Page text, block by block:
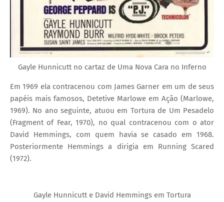
Gayle Hunnicutt no cartaz de Uma Nova Cara no Inferno
Em 1969 ela contracenou com James Garner em um de seus
papéis mais famosos, Detetive Marlowe em Ação (Marlowe,
1969). No ano seguinte, atuou em Tortura de Um Pesadelo
(Fragment of Fear, 1970), no qual contracenou com o ator
David Hemmings, com quem havia se casado em 1968.
Posteriormente Hemmings a dirigia em Running Scared
(1972).
Gayle Hunnicutt e David Hemmings em Tortura